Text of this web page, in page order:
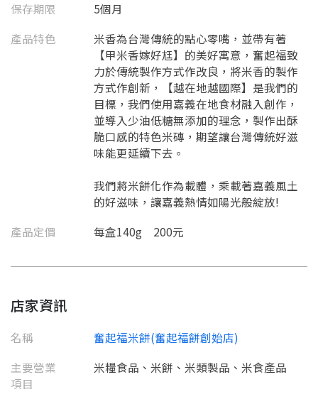
保存期限
5個月
產品特色
米香為台灣傳統的點心零嘴，並帶有著
【甲米香嫁好尪】的美好寓意，奮起福致
力於傳統製作方式作改良，將米香的製作
方式作創新，【越在地越國際】是我們的
目標，我們使用嘉義在地食材融入創作，
並導入少油低糖無添加的理念，製作出酥
脆口感的特色米磚，期望讓台灣傳統好滋
味能更延續下去。
我們將米餅化作為載體，乘載著嘉義風土
的好滋味，讓嘉義熱情如陽光般綻放!
產品定價
每盒140g 200元
店家資訊
名稱
奮起福米餅(奮起福餅創始店)
主要營業
項目
米糧食品、米餅、米類製品、米食產品